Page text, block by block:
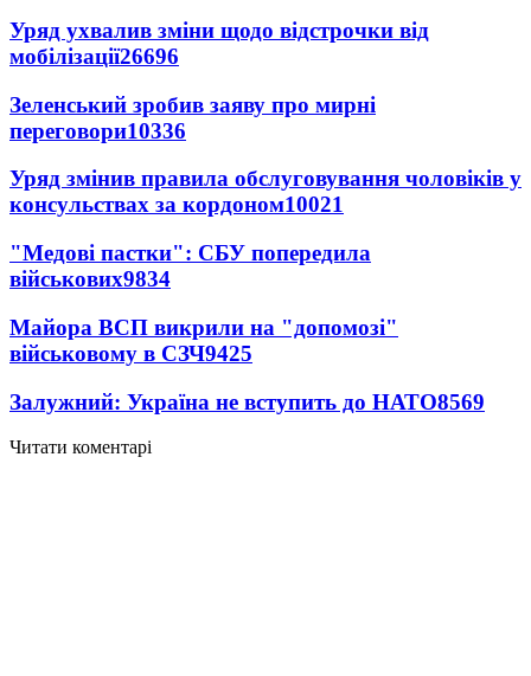
Уряд ухвалив зміни щодо відстрочки від
мобілізації26696
Зеленський зробив заяву про мирні
переговори10336
Уряд змінив правила обслуговування чоловіків у
консульствах за кордоном10021
"Медові пастки": СБУ попередила
військових9834
Майора ВСП викрили на "допомозі"
військовому в СЗЧ9425
Залужний: Україна не вступить до НАТО8569
Читати коментарі